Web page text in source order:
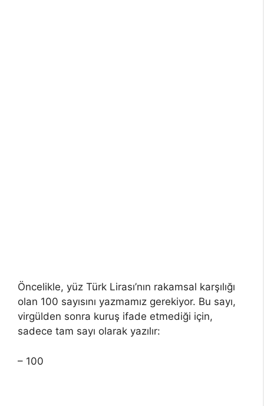
Öncelikle, yüz Türk Lirası’nın rakamsal karşılığı
olan 100 sayısını yazmamız gerekiyor. Bu sayı,
virgülden sonra kuruş ifade etmediği için,
sadece tam sayı olarak yazılır:
– 100